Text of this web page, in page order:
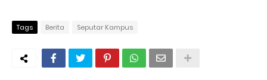
Tags Berita Seputar Kampus